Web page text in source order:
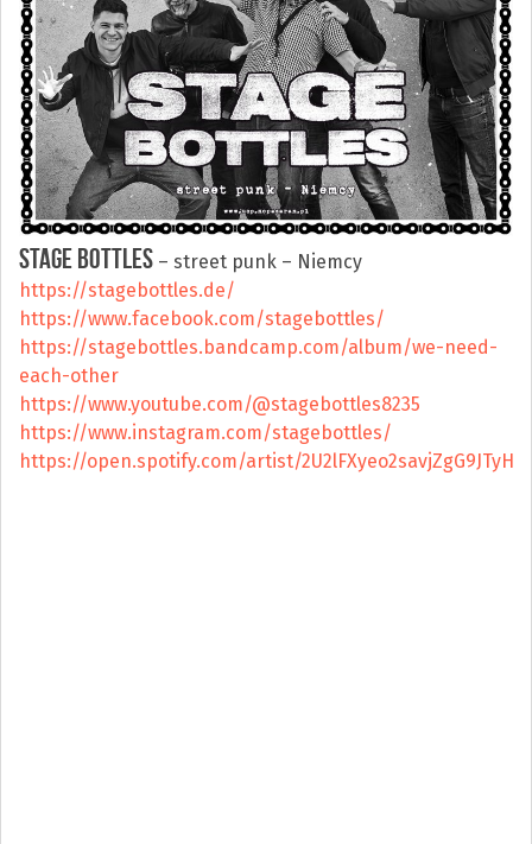
STAGE BOTTLES – street punk – Niemcy
https://stagebottles.de/
https://www.facebook.com/stagebottles/
https://stagebottles.bandcamp.com/album/we-need-
each-other
https://www.youtube.com/@stagebottles8235
https://www.instagram.com/stagebottles/
https://open.spotify.com/artist/2U2lFXyeo2savjZgG9JTyH